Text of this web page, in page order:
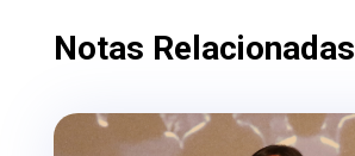
Notas Relacionadas